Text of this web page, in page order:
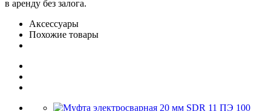
в аренду без залога.
Аксессуары
Похожие товары